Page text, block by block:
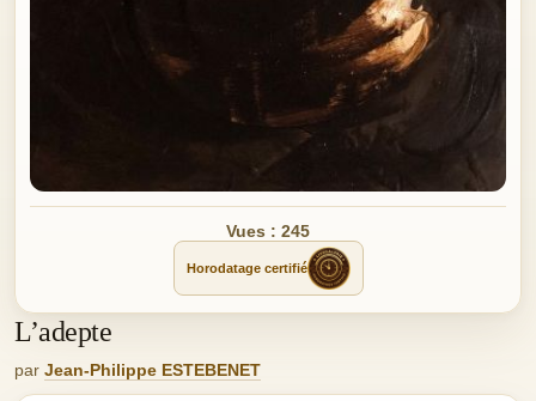
Vues : 245
Horodatage certifié
L’adepte
par Jean-Philippe ESTEBENET